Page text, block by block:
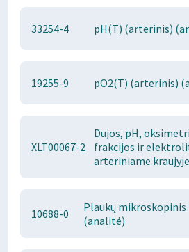
33254-4 pH(T) (arterinis)
19255-9 pO2(T) (arterinis)
XLT00067-2
Dujos, pH,
frakcijos ir
arteriniame
10688-0
Plaukų
(analitė)